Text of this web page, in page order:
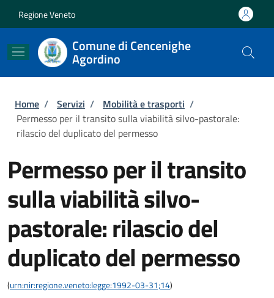
Regione Veneto
Comune di Cencenighe
Agordino
Briciole di pane
Home / Servizi / Mobilità e trasporti /
Permesso per il transito sulla viabilità silvo-pastorale:
rilascio del duplicato del permesso
Permesso per il transito
sulla viabilità silvo-
pastorale: rilascio del
duplicato del permesso
(urn:nir:regione.veneto:legge:1992-03-31;14)